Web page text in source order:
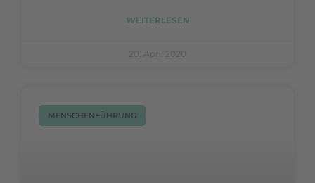
WEITERLESEN
20. April 2020
MENSCHENFÜHRUNG